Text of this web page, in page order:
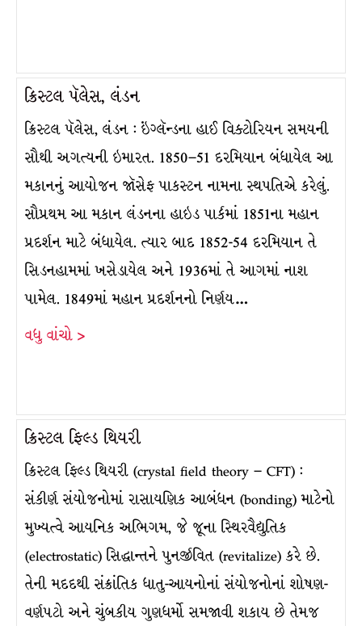
ક્રિસ્ટલ પૅલેસ, લંડન
ક્રિસ્ટલ પૅલેસ, લંડન : ઇંગ્લૅન્ડના હાઈ વિક્ટોરિયન સમયની
સૌથી અગત્યની ઇમારત. 1850–51 દરમિયાન બંધાયેલ આ
મકાનનું આયોજન જૉસેફ પાકસ્ટન નામના સ્થપતિએ કરેલું.
સૌપ્રથમ આ મકાન લંડનના હાઇડ પાર્કમાં 1851ના મહાન
પ્રદર્શન માટે બંધાયેલ. ત્યાર બાદ 1852-54 દરમિયાન તે
સિડનહામમાં ખસેડાયેલ અને 1936માં તે આગમાં નાશ
પામેલ. 1849માં મહાન પ્રદર્શનનો નિર્ણય…
વધુ વાંચો >
ક્રિસ્ટલ ફિલ્ડ થિયરી
ક્રિસ્ટલ ફિલ્ડ થિયરી (crystal field theory – CFT) :
સંકીર્ણ સંયોજનોમાં રાસાયણિક આબંધન (bonding) માટેનો
મુખ્યત્વે આયનિક અભિગમ, જે જૂના સ્થિરવૈદ્યુતિક
(electrostatic) સિદ્ધાન્તને પુનર્જીવિત (revitalize) કરે છે.
તેની મદદથી સંક્રાંતિક ધાતુ-આયનોનાં સંયોજનોનાં શોષણ-
વર્ણપટો અને ચુંબકીય ગુણધર્મો સમજાવી શકાય છે તેમજ